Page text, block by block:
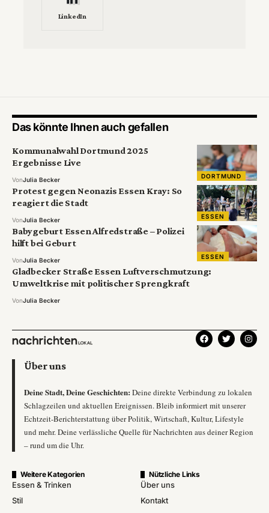
LinkedIn
Das könnte Ihnen auch gefallen
DORTMUND
Kommunalwahl Dortmund 2025
Ergebnisse Live
VonJulia Becker
ESSEN
Protest gegen Neonazis Essen Kray: So
reagiert die Stadt
VonJulia Becker
ESSEN
Babygeburt Essen Alfredstraße – Polizei
hilft bei Geburt
VonJulia Becker
Gladbecker Straße Essen Luftverschmutzung:
Umweltkrise mit politischer Sprengkraft
VonJulia Becker
Über uns
Deine Stadt, Deine Geschichten: Deine direkte Verbindung zu lokalen
Schlagzeilen und aktuellen Ereignissen. Bleib informiert mit unserer
Echtzeit-Berichterstattung über Politik, Wirtschaft, Kultur, Lifestyle
und mehr. Deine verlässliche Quelle für Nachrichten aus deiner Region
– rund um die Uhr.
Weitere Kategorien
Essen & Trinken
Stil
Nützliche Links
Über uns
Kontakt